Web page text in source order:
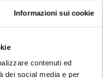
Informazioni sui cookie
contenuti ed
dei social media e per
ВСЕ ЛИНЕЙКИ